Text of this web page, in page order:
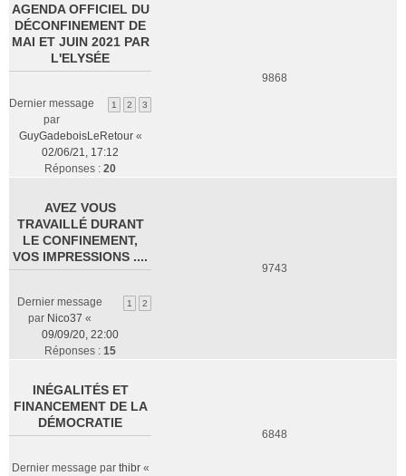
AGENDA OFFICIEL DU
DÉCONFINEMENT DE
MAI ET JUIN 2021 PAR
L'ELYSÉE
1 2 3
Dernier message
par
GuyGadeboisLeRetour«
02/06/21, 17:12
Réponses : 20
9868
AVEZ VOUS
TRAVAILLÉ DURANT
LE CONFINEMENT,
VOS IMPRESSIONS ....
1 2
Dernier message
par Nico37 «
09/09/20, 22:00
Réponses : 15
9743
INÉGALITÉS ET
FINANCEMENT DE LA
DÉMOCRATIE
Dernier message par thibr«
6848